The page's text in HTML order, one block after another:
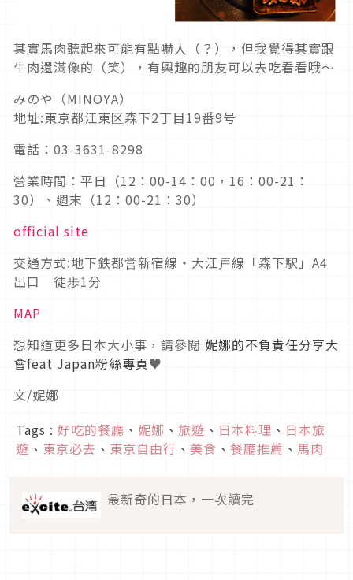
其實馬肉聽起來可能有點嚇人（？），但我覺得其實跟
牛肉還滿像的（笑），有興趣的朋友可以去吃看看哦～
みのや（MINOYA）
地址:東京都江東区森下2丁目19番9号
電話：03-3631-8298
營業時間：平日（12：00-14：00，16：00-21：
30）、週末（12：00-21：30）
official site
交通方式:地下鉄都営新宿線・大江戸線「森下駅」A4
出口 徒歩1分
MAP
想知道更多日本大小事，請參閱 妮娜的不負責任分享大
會feat Japan粉絲專頁♥
文/妮娜
Tags : 好吃的餐廳 、 妮娜 、 旅遊 、 日本料理 、 日本旅
遊 、 東京必去 、 東京自由行 、 美食 、 餐廳推薦 、 馬肉
最新奇的日本，一次讀完